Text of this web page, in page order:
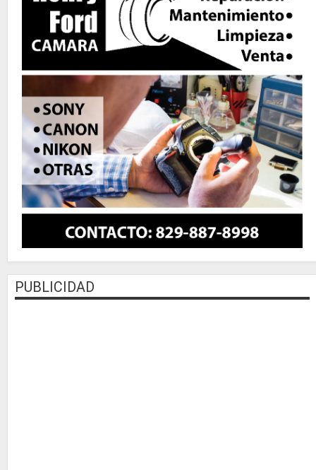
PUBLICIDAD